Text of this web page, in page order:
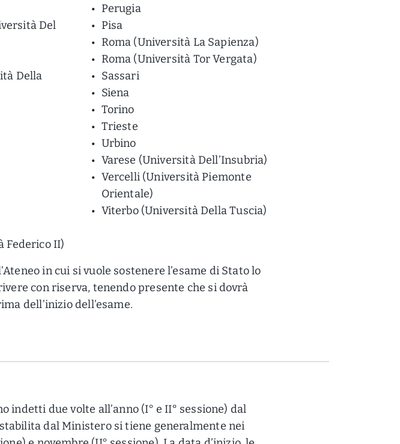
Del
Della
Federico II)
Perugia
Pisa
Roma (Università La Sapienza)
Roma (Università Tor Vergata)
Sassari
Siena
Torino
Trieste
Urbino
Varese (Università Dell’Insubria)
Vercelli (Università Piemonte
Orientale)
Viterbo (Università Della Tuscia)
in cui si vuole sostenere l’esame di Stato lo
con riserva, tenendo presente che si dovrà
dell’inizio dell’esame.
indetti due volte all’anno (I° e II° sessione) dal
dal Ministero si tiene generalmente nei